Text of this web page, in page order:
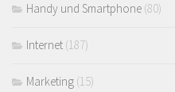
Handy und Smartphone (80)
Internet (187)
Marketing (15)